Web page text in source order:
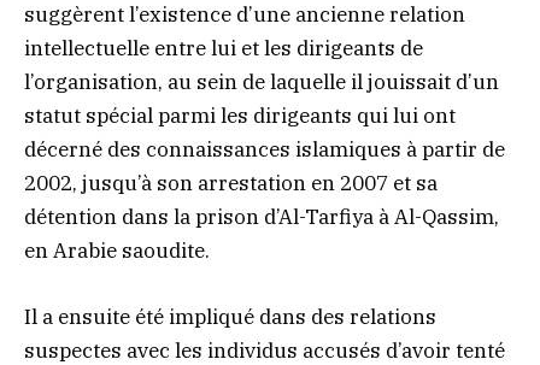
suggèrent l’existence d’une ancienne relation
intellectuelle entre lui et les dirigeants de
l’organisation, au sein de laquelle il jouissait d’un
statut spécial parmi les dirigeants qui lui ont
décerné des connaissances islamiques à partir de
2002, jusqu’à son arrestation en 2007 et sa
détention dans la prison d’Al-Tarfiya à Al-Qassim,
en Arabie saoudite.
Il a ensuite été impliqué dans des relations
suspectes avec les individus accusés d’avoir tenté